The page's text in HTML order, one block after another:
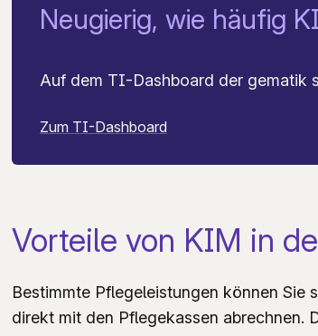
Neugierig, wie häufig
Auf dem TI-Dashboard der gematik
Zum TI-Dashboard
Vorteile von KIM in
Bestimmte Pflegeleistungen können Sie
direkt mit den Pflegekassen abrechnen.